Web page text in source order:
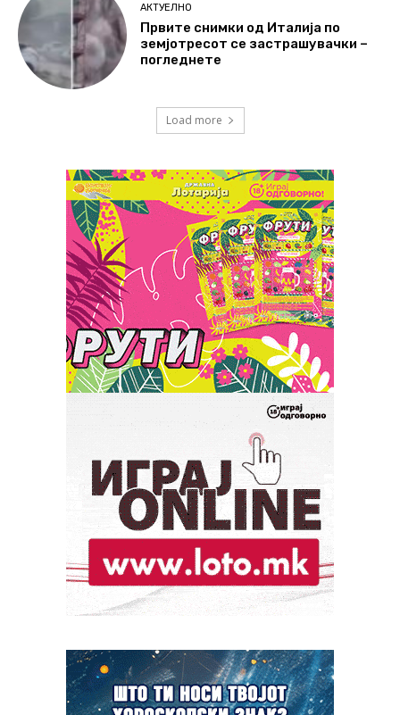
АКТУЕЛНО
Првите снимки од Италија по
земјотресот се застрашувачки –
погледнете
Load more